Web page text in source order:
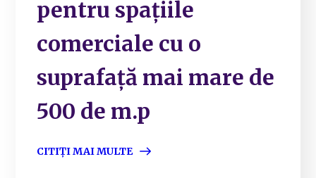
pentru spațiile
comerciale cu o
suprafață mai mare de
500 de m.p
CITIȚI MAI MULTE